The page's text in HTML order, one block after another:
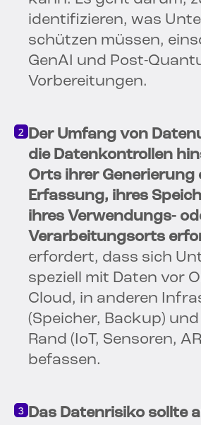
identifizieren, was
schützen müssen,
GenAI und Post-
Vorbereitungen.
Der Umfang von
die Datenkontrollen
Orts ihrer Generierung
Erfassung, ihres
ihres Verwendungs-
Verarbeitungsorts
erfordert, dass sich
speziell mit Daten vor
Cloud, in anderen
(Speicher, Backup)
Rand (IoT, Sensoren,
befassen.
Das Datenrisiko sollte